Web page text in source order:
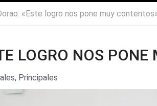
«Este logro nos pone muy
LOGRO NOS
, Principales